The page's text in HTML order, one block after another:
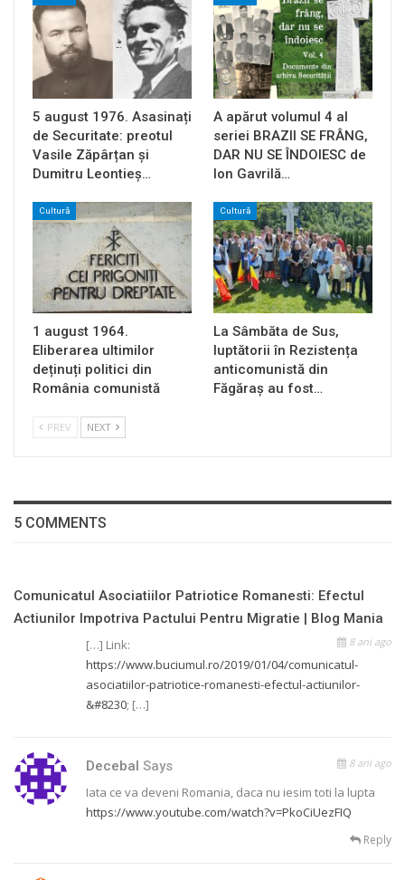
5 august 1976. Asasinați
de Securitate: preotul
Vasile Zăpârțan și
Dumitru Leontieș…
A apărut volumul 4 al
seriei BRAZII SE FRÂNG,
DAR NU SE ÎNDOIESC de
Ion Gavrilă…
Cultură
1 august 1964.
Eliberarea ultimilor
deținuți politici din
România comunistă
Cultură
La Sâmbăta de Sus,
luptătorii în Rezistența
anticomunistă din
Făgăraș au fost…
PREV NEXT
5 COMMENTS
Comunicatul Asociatiilor Patriotice Romanesti: Efectul
Actiunilor Impotriva Pactului Pentru Migratie | Blog Mania
8 ani ago
[…] Link:
https://www.buciumul.ro/2019/01/04/comunicatul-
asociatiilor-patriotice-romanesti-efectul-actiunilor-
&#8230; […]
Decebal Says 8 ani ago
Iata ce va deveni Romania, daca nu iesim toti la lupta
https://www.youtube.com/watch?v=PkoCiUezFIQ
Reply